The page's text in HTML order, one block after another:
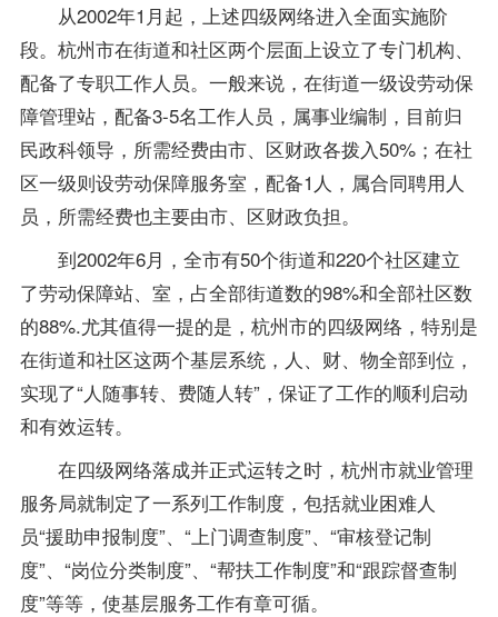
从2002年1月起，上述四级网络进入全面实施阶
段。杭州市在街道和社区两个层面上设立了专门机构、
配备了专职工作人员。一般来说，在街道一级设劳动保
障管理站，配备3-5名工作人员，属事业编制，目前归
民政科领导，所需经费由市、区财政各拨入50%；在社
区一级则设劳动保障服务室，配备1人，属合同聘用人
员，所需经费也主要由市、区财政负担。
到2002年6月，全市有50个街道和220个社区建立
了劳动保障站、室，占全部街道数的98%和全部社区数
的88%.尤其值得一提的是，杭州市的四级网络，特别是
在街道和社区这两个基层系统，人、财、物全部到位，
实现了“人随事转、费随人转”，保证了工作的顺利启动
和有效运转。
在四级网络落成并正式运转之时，杭州市就业管理
服务局就制定了一系列工作制度，包括就业困难人
员“援助申报制度”、“上门调查制度”、“审核登记制
度”、“岗位分类制度”、“帮扶工作制度”和“跟踪督查制
度”等等，使基层服务工作有章可循。